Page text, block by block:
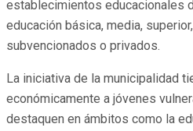
establecimientos educacionales
educación básica, media,
subvencionados o privados.
La iniciativa de la municipalidad
económicamente a jóvenes
destaquen en ámbitos como la